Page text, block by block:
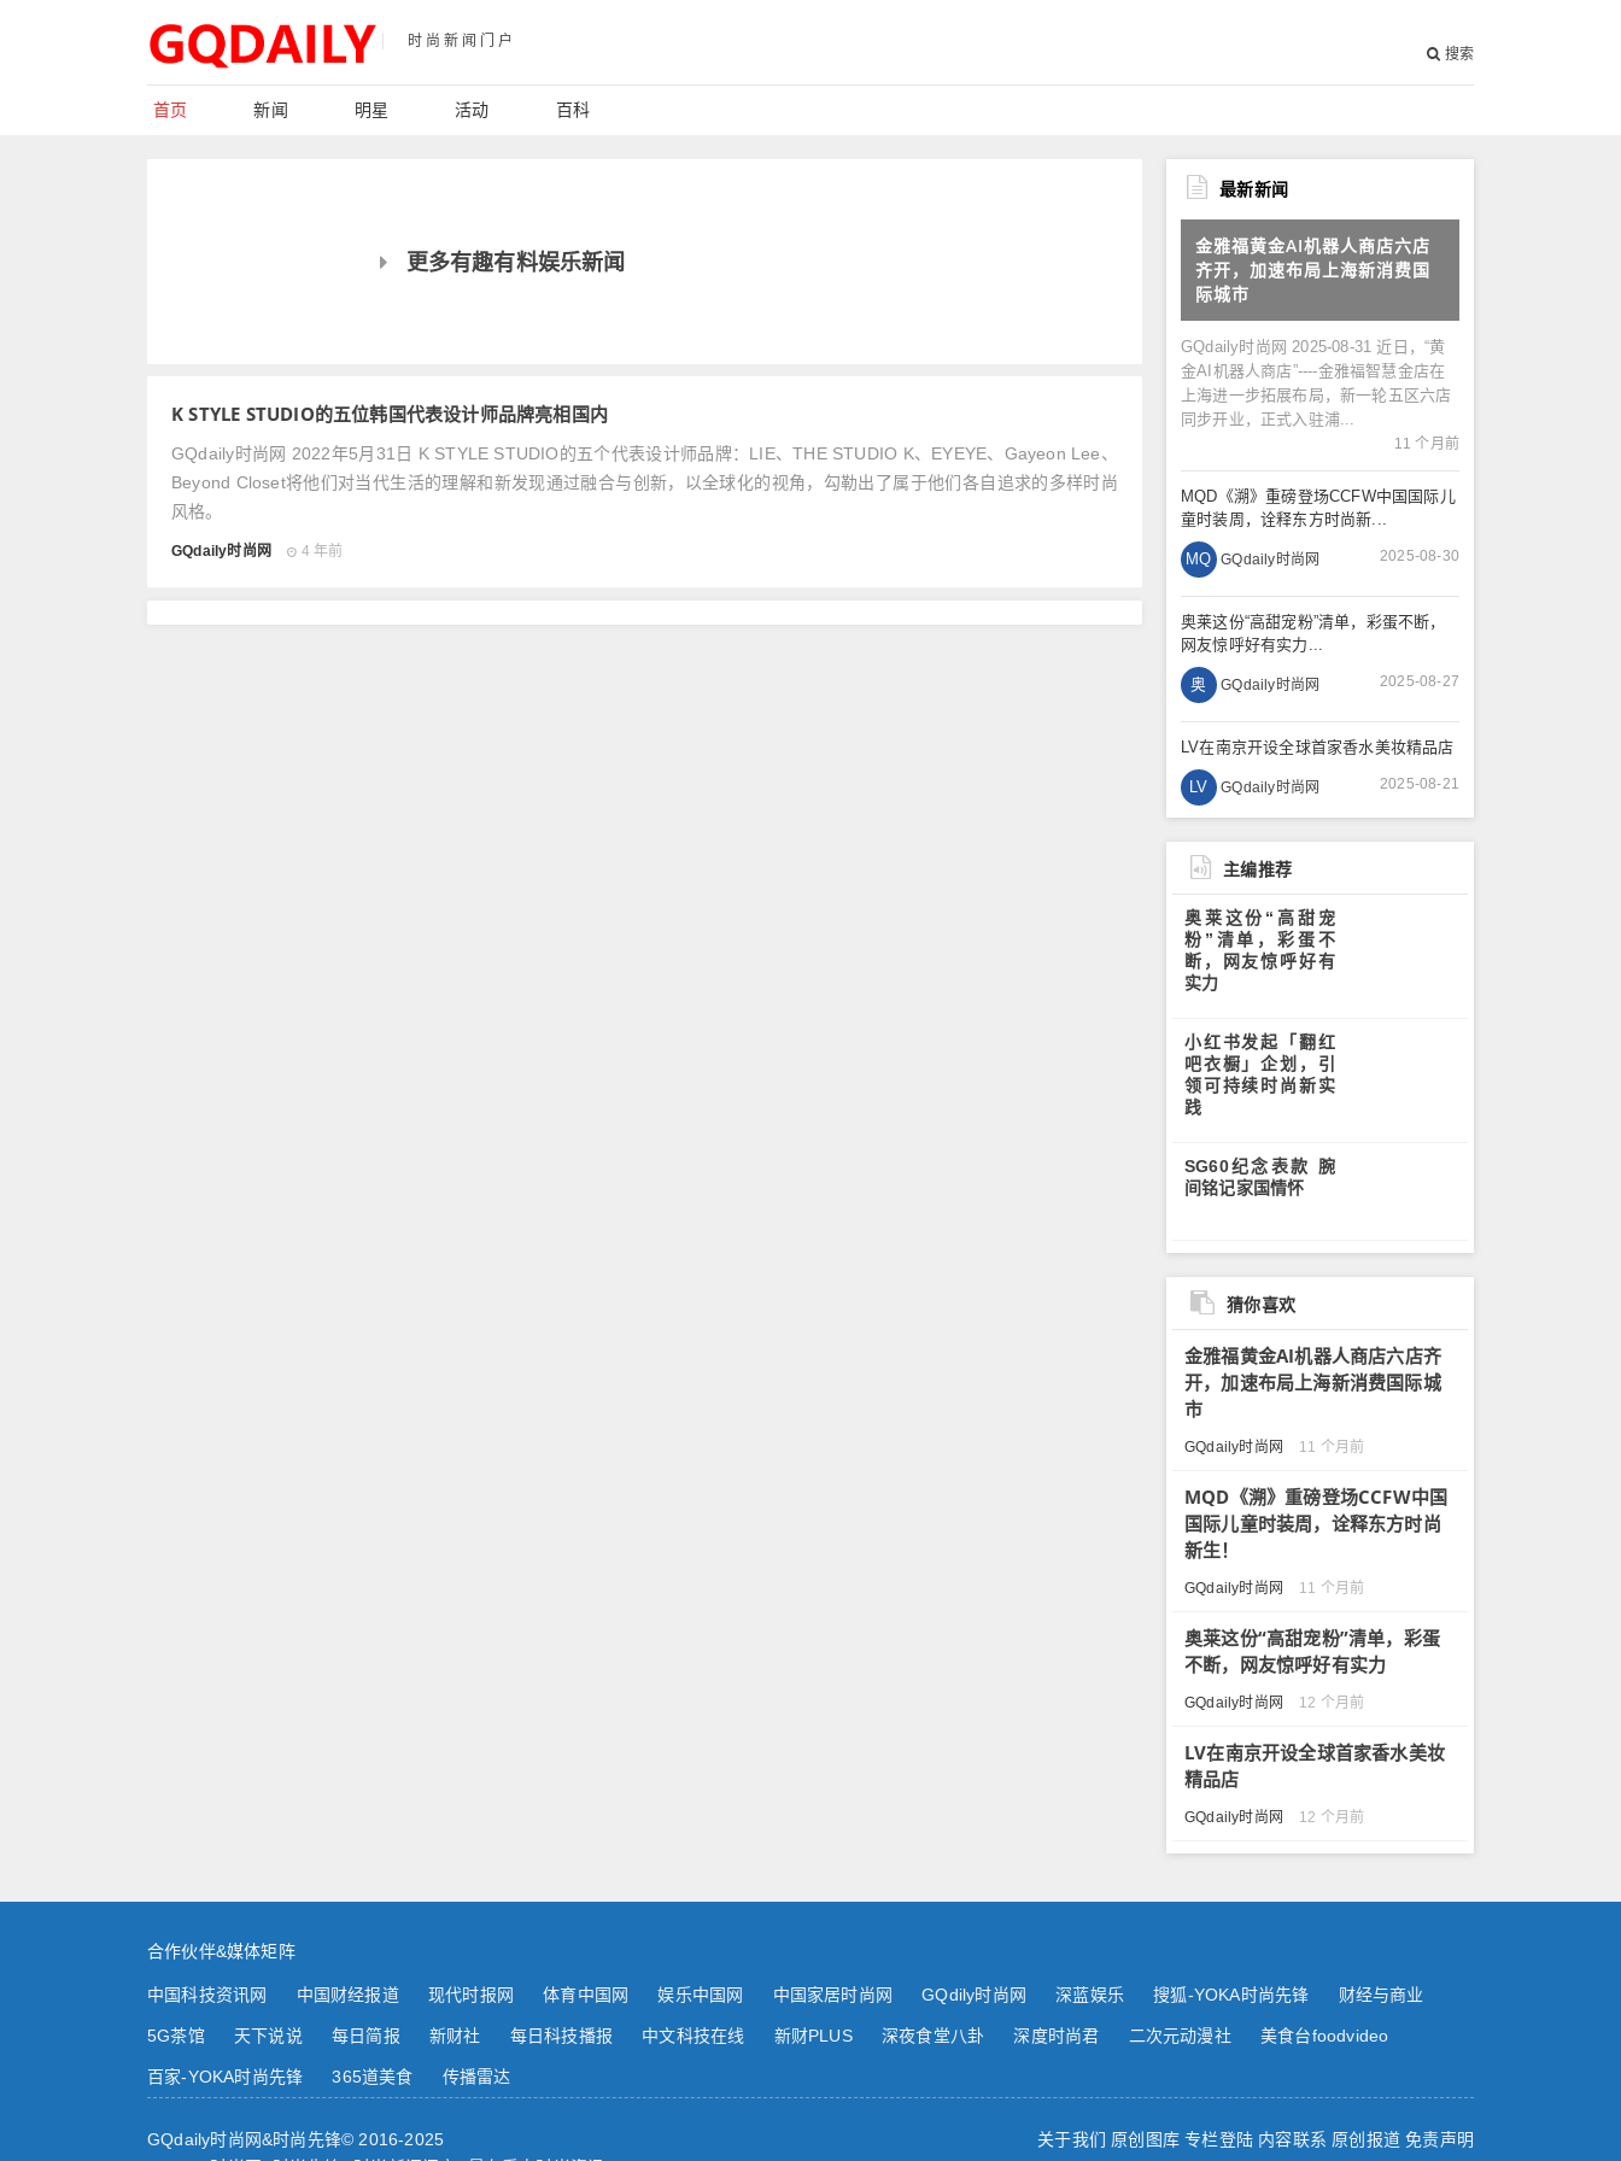
时尚新闻门户
搜索
首页 新闻 明星 活动 百科
更多有趣有料娱乐新闻
K STYLE STUDIO的五位韩国代表设计师品牌亮相国内
GQdaily时尚网 2022年5月31日 K STYLE STUDIO的五个代表设计师品牌：LIE、THE STUDIO K、EYEYE、Gayeon Lee、
Beyond Closet将他们对当代生活的理解和新发现通过融合与创新，以全球化的视角，勾勒出了属于他们各自追求的多样时尚
风格。
GQdaily时尚网 4 年前
最新新闻
金雅福黄金AI机器人商店六店
齐开，加速布局上海新消费国
际城市
GQdaily时尚网 2025-08-31 近日，“黄
金AI机器人商店”----金雅福智慧金店在
上海进一步拓展布局，新一轮五区六店
同步开业，正式入驻浦...
11 个月前
MQD《溯》重磅登场CCFW中国国际儿
童时装周，诠释东方时尚新...
MQ GQdaily时尚网 2025-08-30
奥莱这份“高甜宠粉”清单，彩蛋不断，
网友惊呼好有实力...
奥 GQdaily时尚网 2025-08-27
LV在南京开设全球首家香水美妆精品店
LV GQdaily时尚网 2025-08-21
主编推荐
奥莱这份“高甜宠
粉”清单，彩蛋不
断，网友惊呼好有
实力
小红书发起「翻红
吧衣橱」企划，引
领可持续时尚新实
践
SG60纪念表款 腕
间铭记家国情怀
猜你喜欢
金雅福黄金AI机器人商店六店齐
开，加速布局上海新消费国际城
市
GQdaily时尚网 11 个月前
MQD《溯》重磅登场CCFW中国
国际儿童时装周，诠释东方时尚
新生！
GQdaily时尚网 11 个月前
奥莱这份“高甜宠粉”清单，彩蛋
不断，网友惊呼好有实力
GQdaily时尚网 12 个月前
LV在南京开设全球首家香水美妆
精品店
GQdaily时尚网 12 个月前
合作伙伴&媒体矩阵
中国科技资讯网 中国财经报道 现代时报网 体育中国网 娱乐中国网 中国家居时尚网 GQdily时尚网 深蓝娱乐 搜狐-YOKA时尚先锋 财经与商业
5G茶馆 天下说说 每日简报 新财社 每日科技播报 中文科技在线 新财PLUS 深夜食堂八卦 深度时尚君 二次元动漫社 美食台foodvideo
百家-YOKA时尚先锋 365道美食 传播雷达
GQdaily时尚网&时尚先锋© 2016-2025 关于我们 原创图库 专栏登陆 内容联系 原创报道 免责声明